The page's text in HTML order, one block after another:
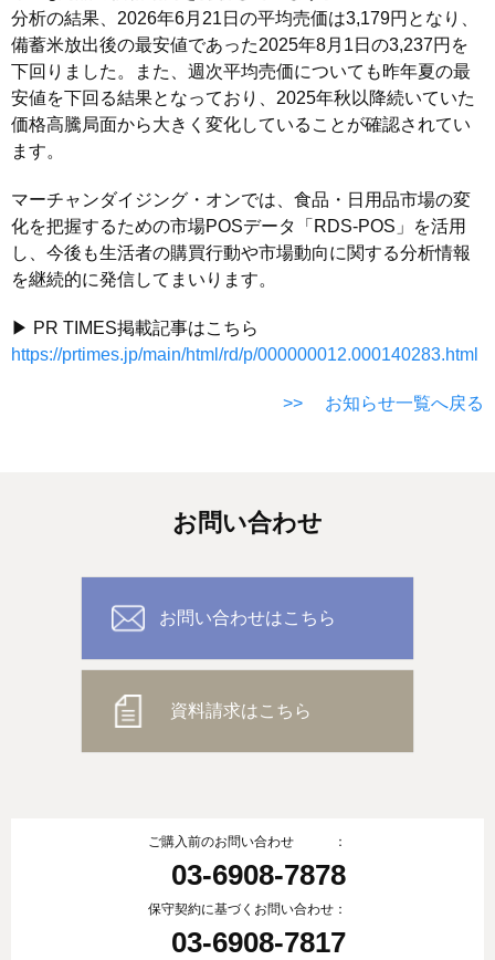
分析の結果、2026年6月21日の平均売価は3,179円となり、
備蓄米放出後の最安値であった2025年8月1日の3,237円を
下回りました。また、週次平均売価についても昨年夏の最
安値を下回る結果となっており、2025年秋以降続いていた
価格高騰局面から大きく変化していることが確認されてい
ます。
マーチャンダイジング・オンでは、食品・日用品市場の変
化を把握するための市場POSデータ「RDS-POS」を活用
し、今後も生活者の購買行動や市場動向に関する分析情報
を継続的に発信してまいります。
▶ PR TIMES掲載記事はこちら
https://prtimes.jp/main/html/rd/p/000000012.000140283.html
>> お知らせ一覧へ戻る
お問い合わせ
お問い合わせはこちら
資料請求はこちら
ご購入前のお問い合わせ ：
03-6908-7878
保守契約に基づくお問い合わせ：
03-6908-7817